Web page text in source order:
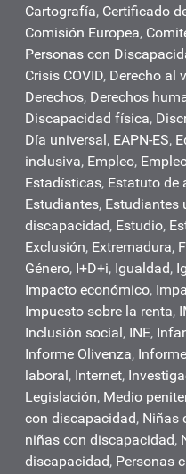
Cartografía, Certificado
Comisión Europea,
Personas con
Crisis COVID, Derecho al
Derechos, Derechos
Discapacidad física,
Día universal, EAPN-ES,
inclusiva, Empleo,
Estadísticas, Estatuto de
Estudiantes, Estudiantes
discapacidad, Estudio,
Exclusión, Extremadura,
Género, I+D+i, Igualdad,
Impacto económico,
Impuesto sobre la renta,
Inclusión social, INE,
Informe Olivenza,
laboral, Internet,
Legislación, Medio
con discapacidad, Niñas
niñas con discapacidad,
discapacidad, Personas